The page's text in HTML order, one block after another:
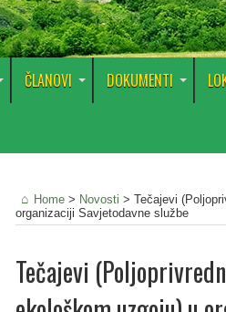
ČLANOVI DOKUMENTI
Home > Novosti > Tečajevi
organizaciji Savjetodavne službe
Tečajevi